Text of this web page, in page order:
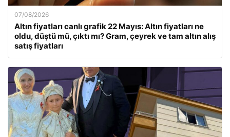
07/08/2026
Altın fiyatları canlı grafik 22 Mayıs: Altın fiyatları ne
oldu, düştü mü, çıktı mı? Gram, çeyrek ve tam altın alış
satış fiyatları